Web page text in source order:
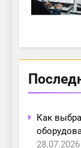
Как
28.07.2026